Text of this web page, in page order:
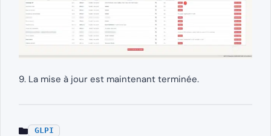
9. La mise à jour est maintenant terminée.
GLPI